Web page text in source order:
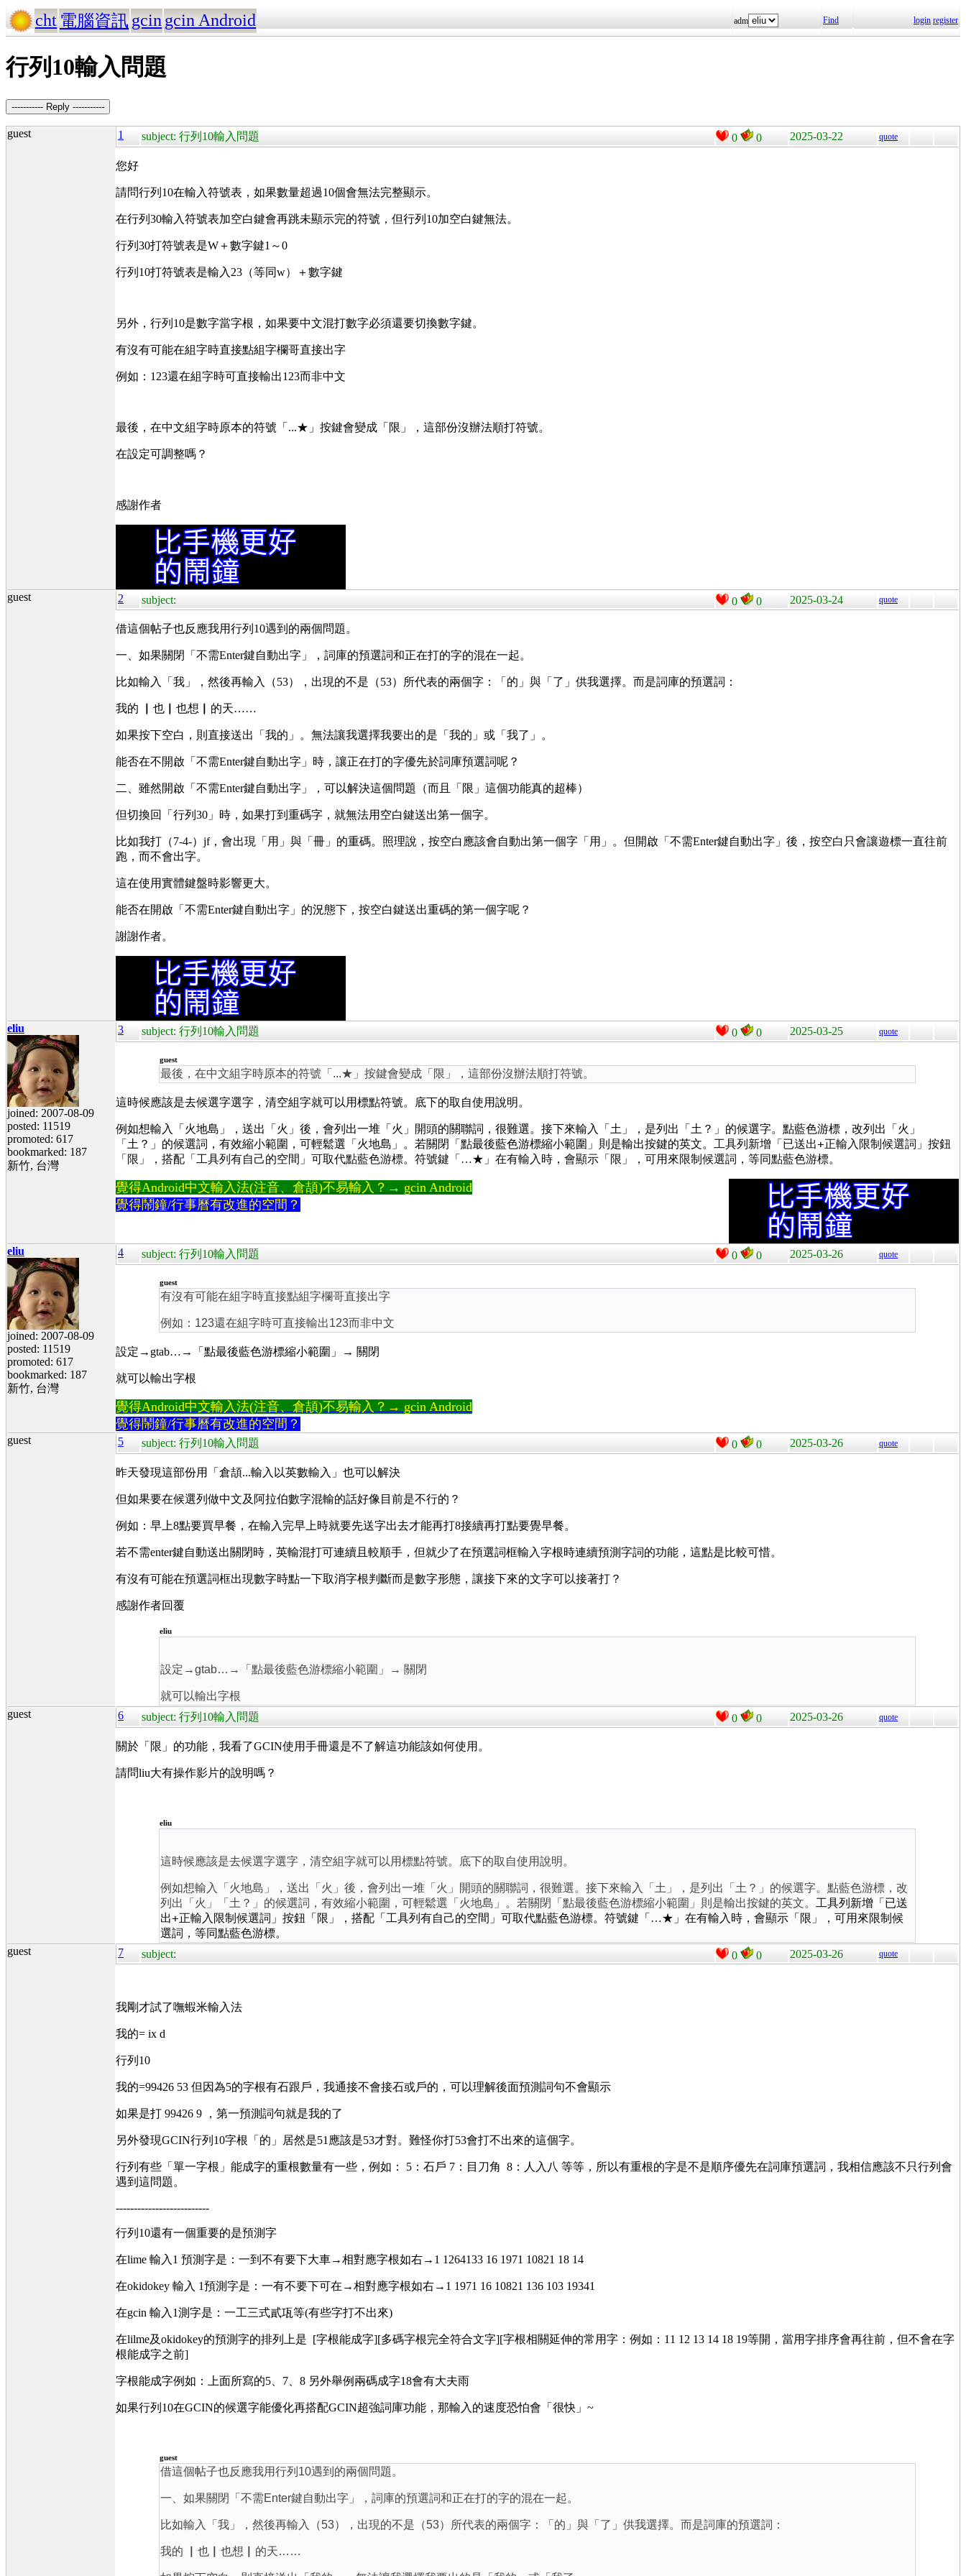
cht 電腦資訊 gcin gcin Android adm Find login register
行列10輸入問題
----------- Reply -----------
guest 1 subject: 行列10輸入問題 0 0 2025-03-22 quote
您好
請問行列10在輸入符號表，如果數量超過10個會無法完整顯示。
在行列30輸入符號表加空白鍵會再跳未顯示完的符號，但行列10加空白鍵無法。
行列30打符號表是W＋數字鍵1～0
行列10打符號表是輸入23（等同w）＋數字鍵
另外，行列10是數字當字根，如果要中文混打數字必須還要切換數字鍵。
有沒有可能在組字時直接點組字欄哥直接出字
例如：123還在組字時可直接輸出123而非中文
最後，在中文組字時原本的符號「...★」按鍵會變成「限」，這部份沒辦法順打符號。
在設定可調整嗎？
感謝作者
guest 2 subject: 0 0 2025-03-24 quote
借這個帖子也反應我用行列10遇到的兩個問題。
一、如果關閉「不需Enter鍵自動出字」，詞庫的預選詞和正在打的字的混在一起。
比如輸入「我」，然後再輸入（53），出現的不是（53）所代表的兩個字：「的」與「了」供我選擇。而是詞庫的預選詞：
我的 ▏也▏也想▏的天……
如果按下空白，則直接送出「我的」。無法讓我選擇我要出的是「我的」或「我了」。
能否在不開啟「不需Enter鍵自動出字」時，讓正在打的字優先於詞庫預選詞呢？
二、雖然開啟「不需Enter鍵自動出字」，可以解決這個問題（而且「限」這個功能真的超棒）
但切換回「行列30」時，如果打到重碼字，就無法用空白鍵送出第一個字。
比如我打（7-4-）jf，會出現「用」與「冊」的重碼。照理說，按空白應該會自動出第一個字「用」。但開啟「不需Enter鍵自動出字」後，按空白只會讓遊標一直往前
跑，而不會出字。
這在使用實體鍵盤時影響更大。
能否在開啟「不需Enter鍵自動出字」的況態下，按空白鍵送出重碼的第一個字呢？
謝謝作者。
eliu
joined: 2007-08-09
posted: 11519
promoted: 617
bookmarked: 187
新竹, 台灣
3 subject: 行列10輸入問題 0 0 2025-03-25 quote
guest
最後，在中文組字時原本的符號「...★」按鍵會變成「限」，這部份沒辦法順打符號。
這時候應該是去候選字選字，清空組字就可以用標點符號。底下的取自使用說明。
例如想輸入「火地島」 ，送出「火」後，會列出一堆「火」開頭的關聯詞，很難選。接下來輸入「土」，是列出「土？」的候選字。點藍色游標，改列出「火」
「土？」的候選詞，有效縮小範圍，可輕鬆選「火地島」。若關閉「點最後藍色游標縮小範圍」則是輸出按鍵的英文。 工具列新增「已送出+正輸入限制候選詞」 按鈕
「限」
，搭配「工具列有自己的空間」可取代點藍色游標。符號鍵「…★」在有輸入時，會顯示「限」，可用來限制候選詞，等同點藍色游標。
覺得Android中文輸入法(注音、倉頡)不易輸入？→ gcin Android
覺得鬧鐘/行事曆有改進的空間？
eliu
joined: 2007-08-09
posted: 11519
promoted: 617
bookmarked: 187
新竹, 台灣
4 subject: 行列10輸入問題 0 0 2025-03-26 quote
guest
有沒有可能在組字時直接點組字欄哥直接出字
例如：123還在組字時可直接輸出123而非中文
設定→gtab…→「點最後藍色游標縮小範圍」→ 關閉
就可以輸出字根
覺得Android中文輸入法(注音、倉頡)不易輸入？→ gcin Android
覺得鬧鐘/行事曆有改進的空間？
guest 5 subject: 行列10輸入問題 0 0 2025-03-26 quote
昨天發現這部份用「倉頡...輸入以英數輸入」也可以解決
但如果要在候選列做中文及阿拉伯數字混輸的話好像目前是不行的？
例如：早上8點要買早餐，在輸入完早上時就要先送字出去才能再打8接續再打點要覺早餐。
若不需enter鍵自動送出關閉時，英輸混打可連續且較順手，但就少了在預選詞框輸入字根時連續預測字詞的功能，這點是比較可惜。
有沒有可能在預選詞框出現數字時點一下取消字根判斷而是數字形態，讓接下來的文字可以接著打？
感謝作者回覆
eliu
設定→gtab…→「點最後藍色游標縮小範圍」→ 關閉
就可以輸出字根
guest
6 subject: 行列10輸入問題 0 0 2025-03-26 quote
關於 「限」的功能，我看了GCIN使用手冊還是不了解這功能該如何使用。
請問liu大有操作影片的說明嗎？
eliu
這時候應該是去候選字選字，清空組字就可以用標點符號。底下的取自使用說明。
例如想輸入「火地島」 ，送出「火」後，會列出一堆「火」開頭的關聯詞，很難選。接下來輸入「土」，是列出「土？」的候選字。點藍色游標，改
列出「火」「土？」的候選詞，有效縮小範圍，可輕鬆選「火地島」。若關閉「點最後藍色游標縮小範圍」則是輸出按鍵的英文。 工具列新增「已送
出+正輸入限制候選詞」 按鈕「限」 ，搭配「工具列有自己的空間」可取代點藍色游標。符號鍵「…★」在有輸入時，會顯示「限」，可用來限制候
選詞，等同點藍色游標。
guest
7 subject: 0 0 2025-03-26 quote
我剛才試了嘸蝦米輸入法
我的= ix d
行列10
我的=99426 53 但因為5的字根有石跟戶，我通接不會接石或戶的，可以理解後面預測詞句不會顯示
如果是打 99426 9 ，第一預測詞句就是我的了
另外發現GCIN行列10字根「的」居然是51應該是53才對。難怪你打53會打不出來的這個字。
行列有些「單一字根」能成字的重根數量有一些，例如： 5：石戶 7：目刀角 8：人入八 等等，所以有重根的字是不是順序優先在詞庫預選詞，我相信應該不只行列會
遇到這問題。
--------------------------
行列10還有一個重要的是預測字
在lime 輸入1 預測字是：一到不有要下大車→相對應字根如右→1 1264133 16 1971 10821 18 14
在okidokey 輸入 1預測字是：一有不要下可在→相對應字根如右→1 1971 16 10821 136 103 19341
在gcin 輸入1測字是：一工三式貳瓨等(有些字打不出來)
在lilme及okidokey的預測字的排列上是 [字根能成字][多碼字根完全符合文字][字根相關延伸的常用字：例如：11 12 13 14 18 19等開，當用字排序會再往前，但不會在字
根能成字之前]
字根能成字例如：上面所寫的5、7、8 另外舉例兩碼成字18會有大夫雨
如果行列10在GCIN的候選字能優化再搭配GCIN超強詞庫功能，那輸入的速度恐怕會「很快」~
guest
借這個帖子也反應我用行列10遇到的兩個問題。
一、如果關閉「不需Enter鍵自動出字」，詞庫的預選詞和正在打的字的混在一起。
比如輸入「我」，然後再輸入（53），出現的不是（53）所代表的兩個字：「的」與「了」供我選擇。而是詞庫的預選詞：
我的 ▏也▏也想▏的天……